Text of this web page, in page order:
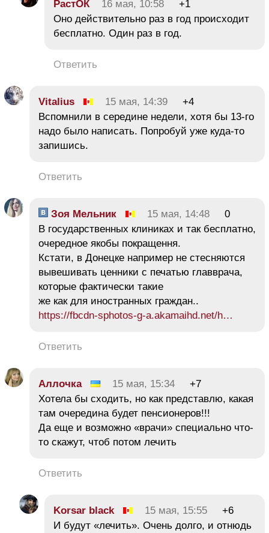
РастОК 16 мая, 10:58
+1
Оно действительно раз в год происходит
бесплатно. Один раз в год.
Ответить
Vitalius 15 мая, 14:39
+4
Вспомнили в середине недели, хотя бы 13-го
надо было написать. Попробуй уже куда-то
запишись.
Ответить
Зоя Мельник 15 мая, 14:48
0
В государственных клиниках и так бесплатно,
очередное якобы покращення.
Кстати, в Донецке например не стесняются
вывешивать ценники с печатью главврача,
которые фактически такие
же как для иностранных граждан..
https://fbcdn-sphotos-g-a.akamaihd.net/h…
Ответить
Аллoчка 15 мая, 15:34
+7
Хотела бы сходить, но как представлю, какая
там очередина будет пенсионеров!!!
Да еще и возможно «врачи» специально что-
то скажут, чтоб потом лечить
Ответить
Korsar black 15 мая, 15:55
+6
И будут «лечить». Очень долго, и отнюдь